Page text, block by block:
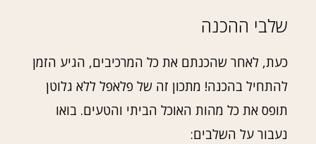
שלבי ההכנה
כעת, לאחר שהכנתם את כל המרכיבים, הגיע הזמן
להתחיל בהכנה! מתכון זה של פלאפל ללא גלוטן
תופס את כל מהות האוכל הביתי והטעים. בואו
נעבור על השלבים: